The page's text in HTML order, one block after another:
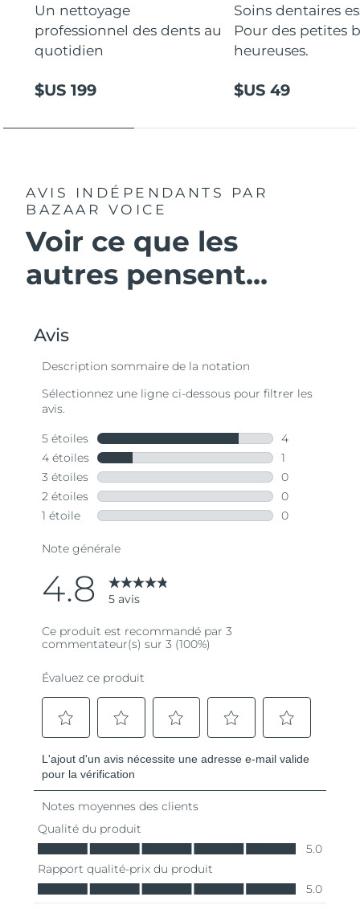
Un nettoyage
professionnel des dents au
quotidien
$US 199
Soins dentaires
Pour des petites
heureuses.
$US 49
AVIS INDÉPENDANTS
PAR
BAZAAR VOICE
Voir ce que les
autres pensent...